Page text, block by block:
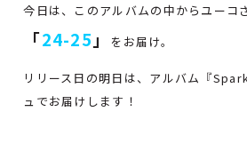
今日は、このアルバムの中からユーコ
「24-25 」 をお届け。
リリース日の明日は、アルバム『
ュでお届けします！